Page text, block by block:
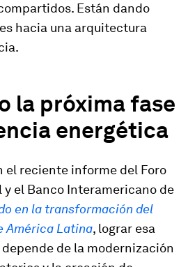
Están dando
hacia una arquitectura
la próxima fase
energética
el reciente informe del Foro
el Banco Interamericano de
en la transformación del
América Latina, lograr esa
de la modernización